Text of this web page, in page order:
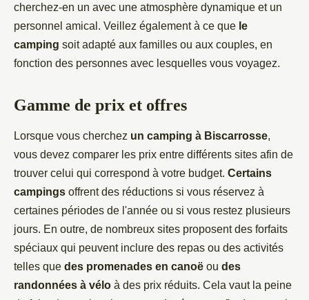
cherchez-en un avec une atmosphère dynamique et un
personnel amical. Veillez également à ce que le
camping soit adapté aux familles ou aux couples, en
fonction des personnes avec lesquelles vous voyagez.
Gamme de prix et offres
Lorsque vous cherchez un camping à Biscarrosse,
vous devez comparer les prix entre différents sites afin de
trouver celui qui correspond à votre budget. Certains
campings offrent des réductions si vous réservez à
certaines périodes de l'année ou si vous restez plusieurs
jours. En outre, de nombreux sites proposent des forfaits
spéciaux qui peuvent inclure des repas ou des activités
telles que des promenades en canoë ou des
randonnées à vélo à des prix réduits. Cela vaut la peine